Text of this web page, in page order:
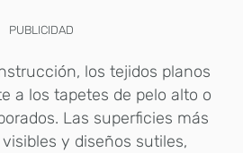
PUBLICIDAD
los tejidos planos
a los tapetes de pelo alto o
Las superficies más
y diseños sutiles,